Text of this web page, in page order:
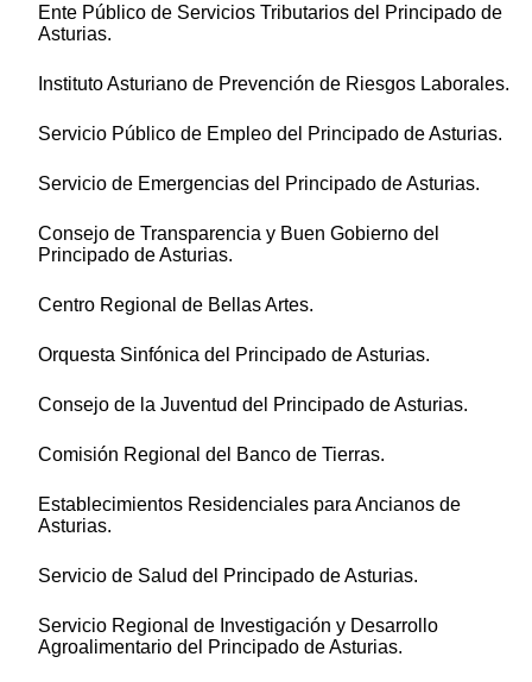
Ente Público de Servicios Tributarios del Principado de
Asturias.
Instituto Asturiano de Prevención de Riesgos Laborales.
Servicio Público de Empleo del Principado de Asturias.
Servicio de Emergencias del Principado de Asturias.
Consejo de Transparencia y Buen Gobierno del
Principado de Asturias.
Centro Regional de Bellas Artes.
Orquesta Sinfónica del Principado de Asturias.
Consejo de la Juventud del Principado de Asturias.
Comisión Regional del Banco de Tierras.
Establecimientos Residenciales para Ancianos de
Asturias.
Servicio de Salud del Principado de Asturias.
Servicio Regional de Investigación y Desarrollo
Agroalimentario del Principado de Asturias.